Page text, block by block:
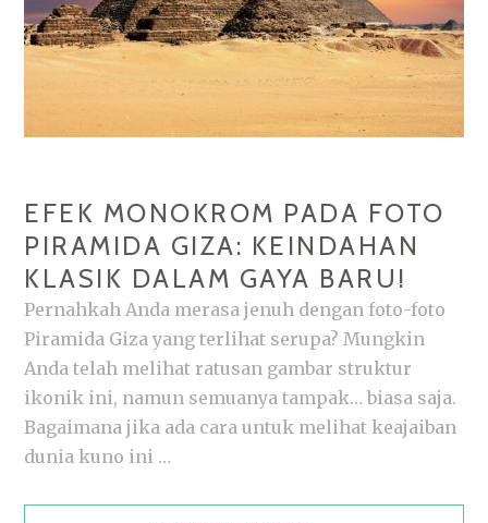
EFEK MONOKROM PADA FOTO
PIRAMIDA GIZA: KEINDAHAN
KLASIK DALAM GAYA BARU!
Pernahkah Anda merasa jenuh dengan foto-foto
Piramida Giza yang terlihat serupa? Mungkin
Anda telah melihat ratusan gambar struktur
ikonik ini, namun semuanya tampak… biasa saja.
Bagaimana jika ada cara untuk melihat keajaiban
dunia kuno ini …